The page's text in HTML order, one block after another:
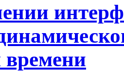
времени